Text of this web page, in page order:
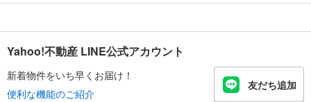
Yahoo!不動産 LINE公式アカウント
新着物件をいち早くお届け！
便利な機能のご紹介
友だち追加